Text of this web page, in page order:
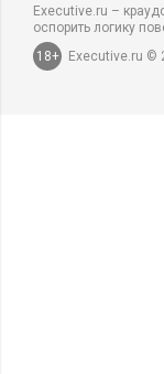
Executive.ru –
оспорить логику
18+
Executive.ru ©